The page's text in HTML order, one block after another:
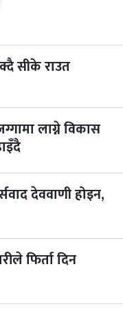
सीके राउत
लाग्ने विकास
देववाणी होइन,
फिर्ता दिन